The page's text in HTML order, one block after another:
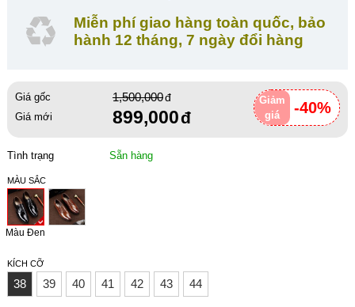
Miễn phí giao hàng toàn quốc, bảo
hành 12 tháng, 7 ngày đổi hàng
Giảm
giá
-40%
Giá gốc 1,500,000
Giá mới 899,000
Tình trạng Sẵn hàng
MÀU SẮC
Màu Đen
KÍCH CỠ
38 39 40 41 42 43 44